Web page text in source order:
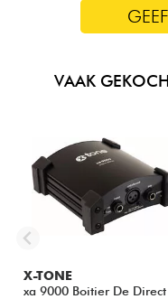
VAAK
X-TONE
xa 9000 Boitier De Direct